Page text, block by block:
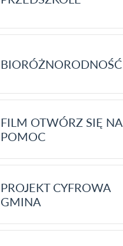
BIORÓŻNORODNOŚĆ
FILM OTWÓRZ SIĘ NA
POMOC
PROJEKT CYFROWA
GMINA